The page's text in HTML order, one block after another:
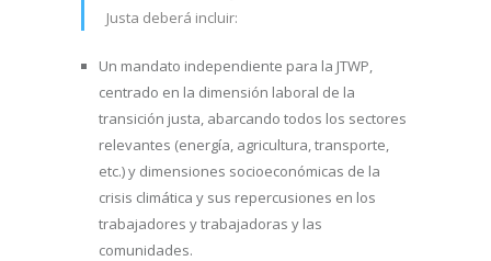
Justa deberá incluir:
Un mandato independiente para la JTWP,
centrado en la dimensión laboral de la
transición justa, abarcando todos los sectores
relevantes (energía, agricultura, transporte,
etc.) y dimensiones socioeconómicas de la
crisis climática y sus repercusiones en los
trabajadores y trabajadoras y las
comunidades.